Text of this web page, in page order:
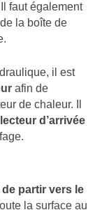
faut également
la boîte de
il est
afin de
de chaleur. Il
d’arrivée
partir vers le
la surface au